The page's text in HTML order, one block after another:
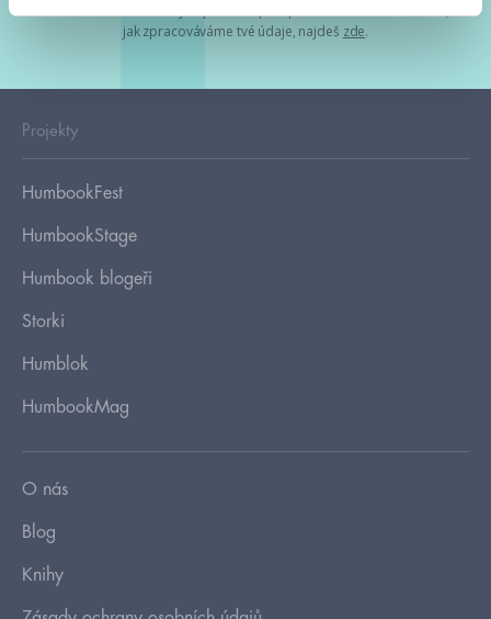
jak zpracováváme tvé údaje, najdeš zde.
Projekty
HumbookFest
HumbookStage
Humbook blogeři
Storki
Humblok
HumbookMag
O nás
Blog
Knihy